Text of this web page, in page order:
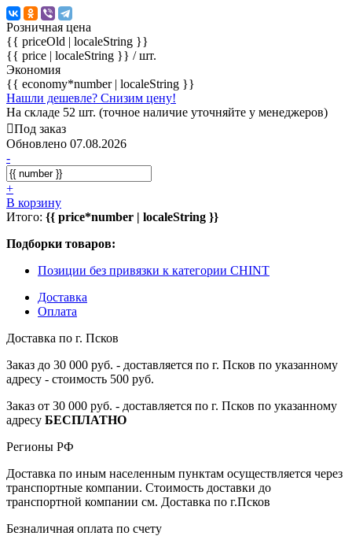
Розничная цена
{{ priceOld | localeString }}
{{ price | localeString }} / шт.
Экономия
{{ economy*number | localeString }}
Нашли дешевле? Снизим цену!
На складе 52 шт. (точное наличие уточняйте у менеджеров)
Под заказ
Обновлено 07.08.2026
-
+
В корзину
Итого: {{ price*number | localeString }}
Подборки товаров:
Позиции без привязки к категории CHINT
Доставка
Оплата
Доставка по г. Псков
Заказ до 30 000 руб. - доставляется по г. Псков по указанному
адресу - стоимость 500 руб.
Заказ от 30 000 руб. - доставляется по г. Псков по указанному
адресу БЕСПЛАТНО
Регионы РФ
Доставка по иным населенным пунктам осуществляется через
транспортные компании. Стоимость доставки до
транспортной компании см. Доставка по г.Псков
Безналичная оплата по счету